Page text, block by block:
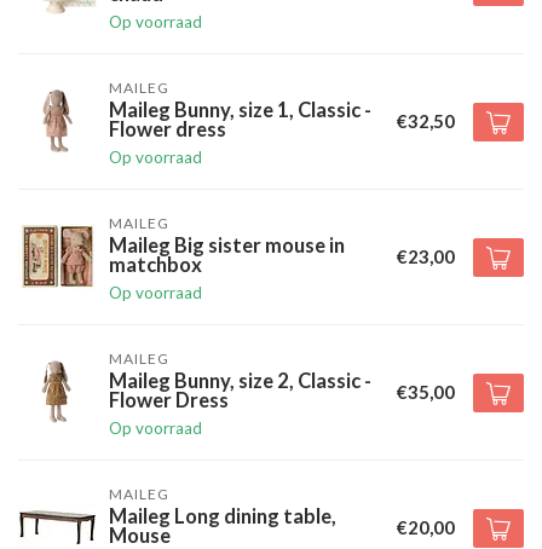
Op voorraad
MAILEG
Maileg Bunny, size 1, Classic -
Flower dress
Op voorraad
€32,50
MAILEG
Maileg Big sister mouse in
matchbox
Op voorraad
€23,00
MAILEG
Maileg Bunny, size 2, Classic -
Flower Dress
Op voorraad
€35,00
MAILEG
Maileg Long dining table,
Mouse
€20,00